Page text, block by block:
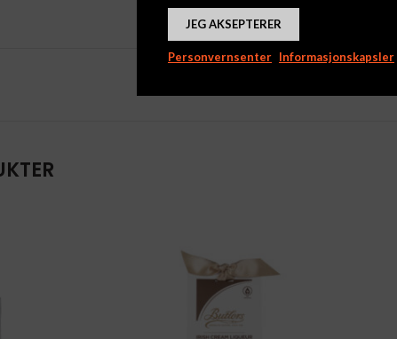
JEG AKSEPTERER
Personvernsenter Informasjonskapsler